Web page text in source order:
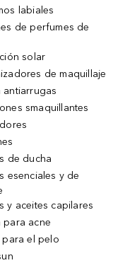
labiales
de perfumes de
solar
de maquillaje
antiarrugas
smaquillantes
de ducha
esenciales y de
y aceites capilares
para acne
para el pelo